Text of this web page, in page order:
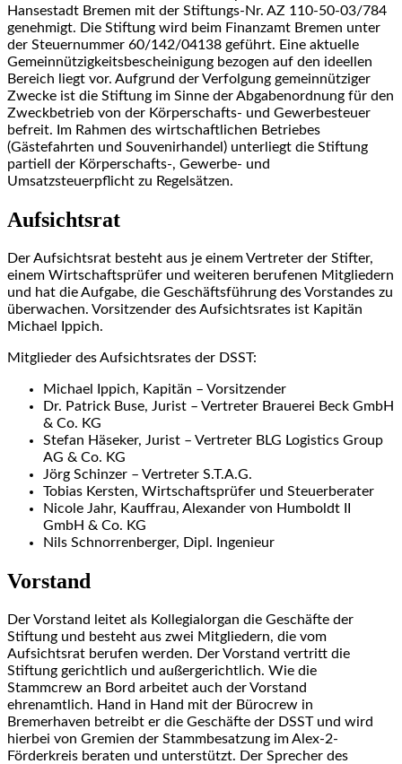
Hansestadt Bremen mit der Stiftungs-Nr. AZ 110-50-03/784
genehmigt. Die Stiftung wird beim Finanzamt Bremen unter
der Steuernummer 60/142/04138 geführt. Eine aktuelle
Gemeinnützigkeitsbescheinigung bezogen auf den ideellen
Bereich liegt vor. Aufgrund der Verfolgung gemeinnütziger
Zwecke ist die Stiftung im Sinne der Abgabenordnung für den
Zweckbetrieb von der Körperschafts- und Gewerbesteuer
befreit. Im Rahmen des wirtschaftlichen Betriebes
(Gästefahrten und Souvenirhandel) unterliegt die Stiftung
partiell der Körperschafts-, Gewerbe- und
Umsatzsteuerpflicht zu Regelsätzen.
Aufsichtsrat
Der Aufsichtsrat besteht aus je einem Vertreter der Stifter,
einem Wirtschaftsprüfer und weiteren berufenen Mitgliedern
und hat die Aufgabe, die Geschäftsführung des Vorstandes zu
überwachen. Vorsitzender des Aufsichtsrates ist Kapitän
Michael Ippich.
Mitglieder des Aufsichtsrates der DSST:
Michael Ippich, Kapitän – Vorsitzender
Dr. Patrick Buse, Jurist – Vertreter Brauerei Beck GmbH
& Co. KG
Stefan Häseker, Jurist – Vertreter BLG Logistics Group
AG & Co. KG
Jörg Schinzer – Vertreter S.T.A.G.
Tobias Kersten, Wirtschaftsprüfer und Steuerberater
Nicole Jahr, Kauffrau, Alexander von Humboldt II
GmbH & Co. KG
Nils Schnorrenberger, Dipl. Ingenieur
Vorstand
Der Vorstand leitet als Kollegialorgan die Geschäfte der
Stiftung und besteht aus zwei Mitgliedern, die vom
Aufsichtsrat berufen werden. Der Vorstand vertritt die
Stiftung gerichtlich und außergerichtlich. Wie die
Stammcrew an Bord arbeitet auch der Vorstand
ehrenamtlich. Hand in Hand mit der Bürocrew in
Bremerhaven betreibt er die Geschäfte der DSST und wird
hierbei von Gremien der Stammbesatzung im Alex-2-
Förderkreis beraten und unterstützt. Der Sprecher des